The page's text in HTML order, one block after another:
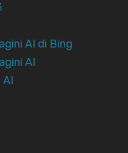
AI di Bing
AI